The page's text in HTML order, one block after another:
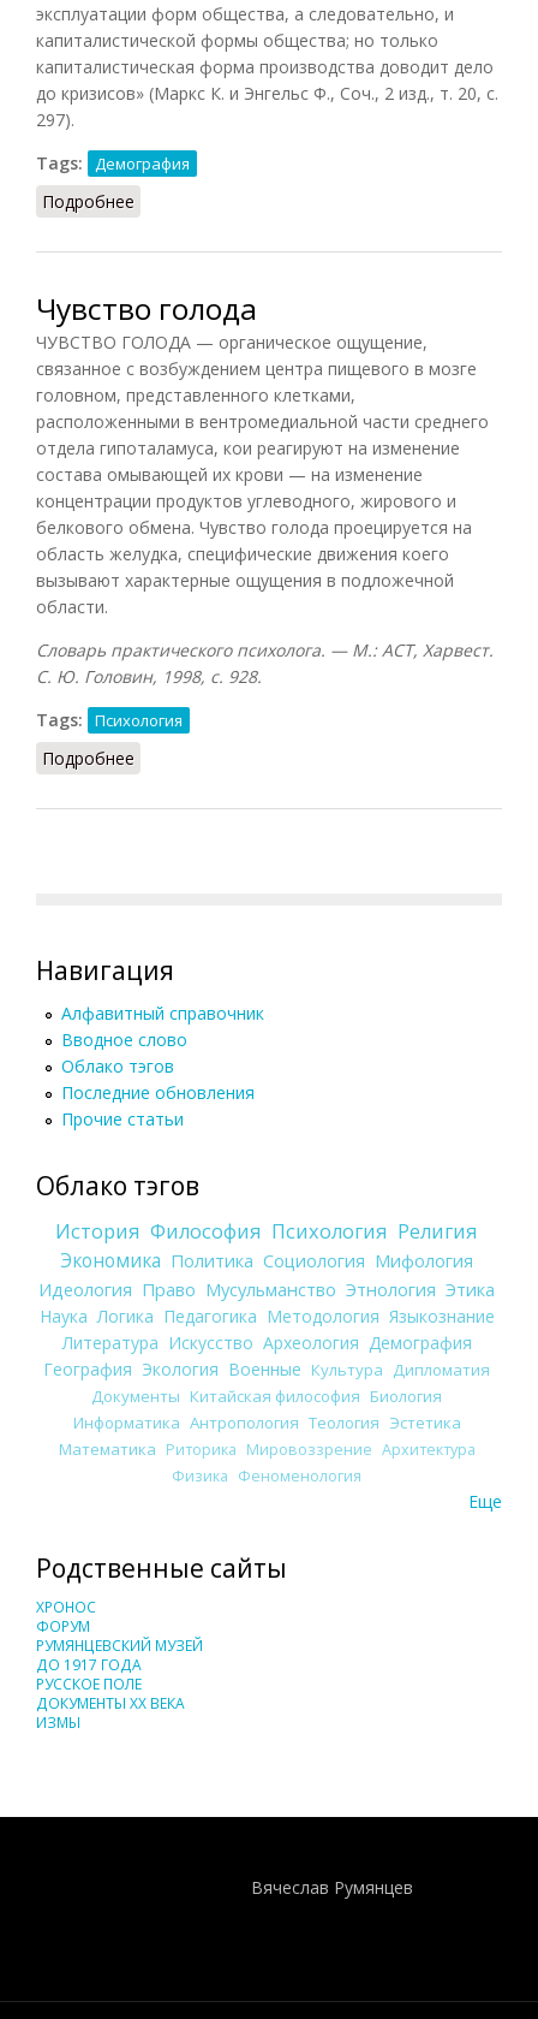
эксплуатации форм общества, а следовательно, и
капиталистической формы общества; но только
капиталистическая форма производства доводит дело
до кризисов» (Маркс К. и Энгельс Ф., Соч., 2 изд., т. 20, с.
297).
Tags:
Демография
Подробнее
Чувство голода
ЧУВСТВО ГОЛОДА — органическое ощущение,
связанное с возбуждением центра пищевого в мозге
головном, представленного клетками,
расположенными в вентромедиальной части среднего
отдела гипоталамуса, кои реагируют на изменение
состава омывающей их крови — на изменение
концентрации продуктов углеводного, жирового и
белкового обмена. Чувство голода проецируется на
область желудка, специфические движения коего
вызывают характерные ощущения в подложечной
области.
Словарь практического психолога. — М.: АСТ, Харвест.
С. Ю. Головин, 1998, с. 928.
Tags:
Психология
Подробнее
Навигация
Алфавитный справочник
Вводное слово
Облако тэгов
Последние обновления
Прочие статьи
Облако тэгов
История Философия Психология Религия
Экономика Политика Социология Мифология
Идеология Право Мусульманство Этнология Этика
Наука Логика Педагогика Методология Языкознание
Литература Искусство Археология Демография
География Экология Военные Культура
Дипломатия
Документы Китайская философия Биология
Информатика Антропология Теология Эстетика
Математика Риторика Мировоззрение Архитектура
Физика Феноменология
Еще
Родственные сайты
ХРОНОС
ФОРУМ
РУМЯНЦЕВСКИЙ МУЗЕЙ
ДО 1917 ГОДА
РУССКОЕ ПОЛЕ
ДОКУМЕНТЫ XX ВЕКА
ИЗМЫ
Вячеслав Румянцев